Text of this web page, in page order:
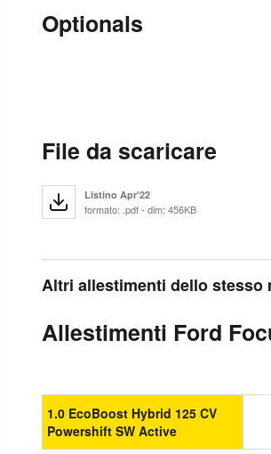
Optionals
File da scaricare
Listino Apr'22
formato: .pdf - dim: 456KB
Altri allestimenti dello stesso
Allestimenti Ford
1.0 EcoBoost Hybrid 125 CV
Powershift SW Active